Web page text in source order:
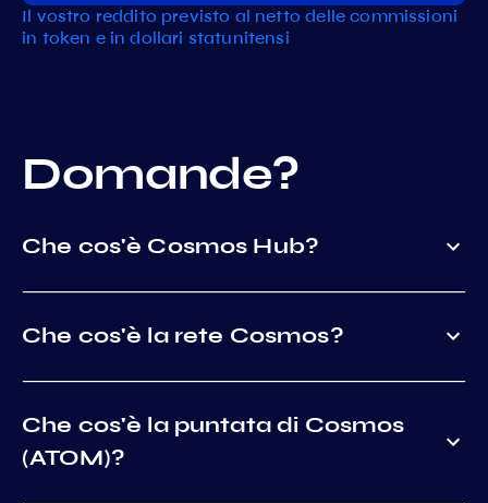
Il vostro reddito previsto al netto delle commissioni
in token e in dollari statunitensi
Domande?
Che cos'è Cosmos Hub?
Che cos'è la rete Cosmos?
Che cos'è la puntata di Cosmos
(ATOM)?